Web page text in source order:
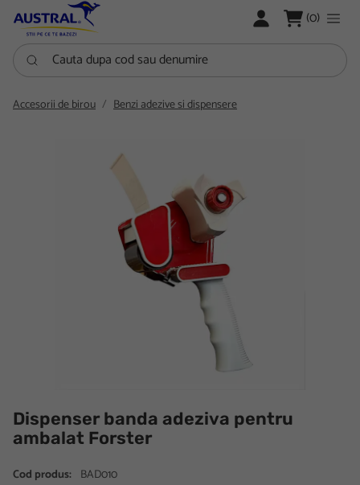
LOGARE (0)
Cauta dupa cod sau denumire
Accesorii de birou Benzi adezive si dispensere
Dispenser banda adeziva pentru
ambalat Forster
Cod produs: BAD010